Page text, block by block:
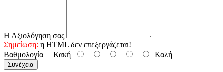
Η Αξιολόγηση σας
Σημείωση: η HTML δεν επεξεργάζεται!
Βαθμολογία Κακή Καλή
Συνέχεια